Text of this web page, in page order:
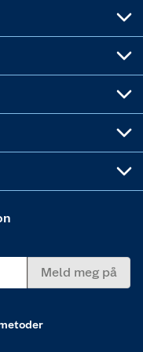
Meld meg på